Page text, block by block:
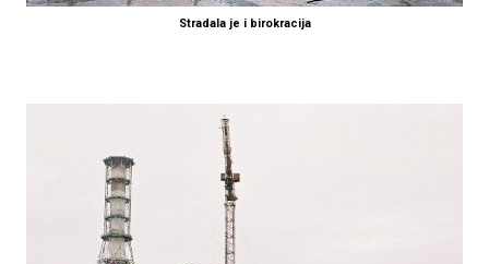
Stradala je i birokracija